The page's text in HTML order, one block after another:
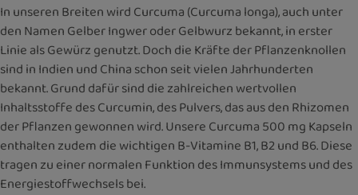
In unseren Breiten wird Curcuma (Curcuma longa), auch unter
den Namen Gelber Ingwer oder Gelbwurz bekannt, in erster
Linie als Gewürz genutzt. Doch die Kräfte der Pflanzenknollen
sind in Indien und China schon seit vielen Jahrhunderten
bekannt. Grund dafür sind die zahlreichen wertvollen
Inhaltsstoffe des Curcumin, des Pulvers, das aus den Rhizomen
der Pflanzen gewonnen wird. Unsere Curcuma 500 mg Kapseln
enthalten zudem die wichtigen B-Vitamine B1, B2 und B6. Diese
tragen zu einer normalen Funktion des Immunsystems und des
Energiestoffwechsels bei.